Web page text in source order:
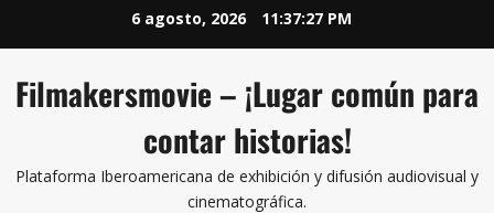
6 agosto, 2026 11:37:27 PM
Filmakersmovie – ¡Lugar común para
contar historias!
Plataforma Iberoamericana de exhibición y difusión audiovisual y
cinematográfica.